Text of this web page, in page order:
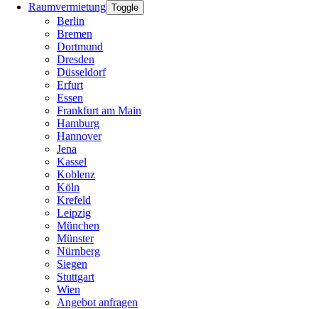
Raumvermietung Toggle
Berlin
Bremen
Dortmund
Dresden
Düsseldorf
Erfurt
Essen
Frankfurt am Main
Hamburg
Hannover
Jena
Kassel
Koblenz
Köln
Krefeld
Leipzig
München
Münster
Nürnberg
Siegen
Stuttgart
Wien
Angebot anfragen